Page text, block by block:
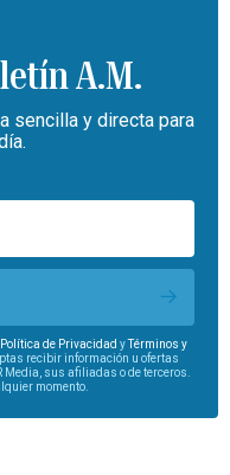
A.M.
sencilla y directa para
Política de Privacidad yTérminos y
recibir información u ofertas
sus afiliadas o de terceros.
momento.